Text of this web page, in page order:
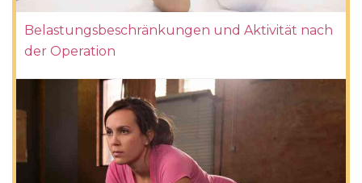
Belastungsbeschränkungen und Aktivität nach
der Operation